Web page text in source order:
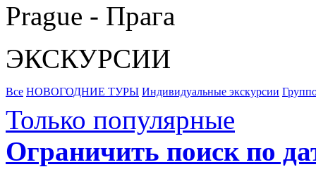
Prague - Прага
ЭКСКУРСИИ
Все НОВОГОДНИЕ ТУРЫ Индивидуальные экскурсии
Только популярные
Ограничить поиск по